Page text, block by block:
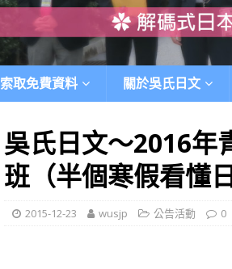
索取免費資料 關於吳氏日文
吳氏日文～2016年
班（半個寒假看懂
2015-12-23 wusjp 公告活動 0